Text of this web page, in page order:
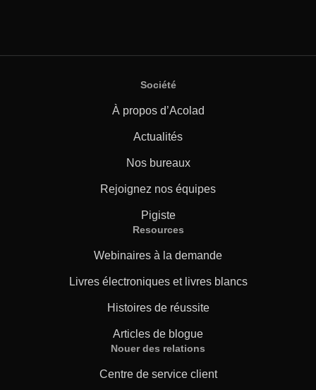
Société
À propos d’Acolad
Actualités
Nos bureaux
Rejoignez nos équipes
Pigiste
Resources
Webinaires à la demande
Livres électroniques et livres blancs
Histoires de réussite
Articles de blogue
Nouer des relations
Centre de service client